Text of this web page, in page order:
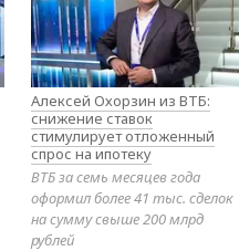
Алексей Охорзин из ВТБ:
снижение ставок
стимулирует отложенный
спрос на ипотеку
ВТБ за семь месяцев года
оформил более 41 тыс. сделок
на сумму свыше 200 млрд
рублей